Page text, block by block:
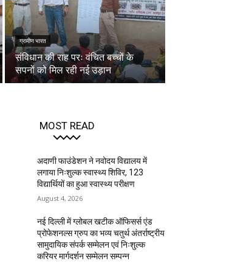
ग्रामीण भारत
संविधान की राह परः वंचित बच्चों के
सपनों को मिल रही नई उड़ान
MOST READ
अदाणी फाउंडेशन ने नवोदय विद्यालय में
लगाया निःशुल्क स्वास्थ्य शिविर, 123
विद्यार्थियों का हुआ स्वास्थ्य परीक्षण
August 4, 2026
नई दिल्ली में ग्लोबल खटीक ऑफिसर्स एंड
प्रोफेशनल्स ग्रुप का भव्य चतुर्थ अंतर्राष्ट्रीय
सामुदायिक संपर्क सम्मेलन एवं निःशुल्क
करियर मार्गदर्शन सम्मेलन सम्पन्न